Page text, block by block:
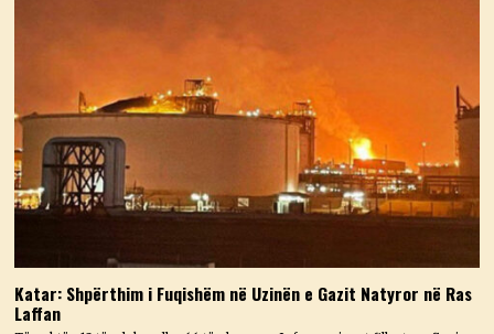
Katar: Shpërthim i Fuqishëm në Uzinën e Gazit Natyror në Ras
Laffan